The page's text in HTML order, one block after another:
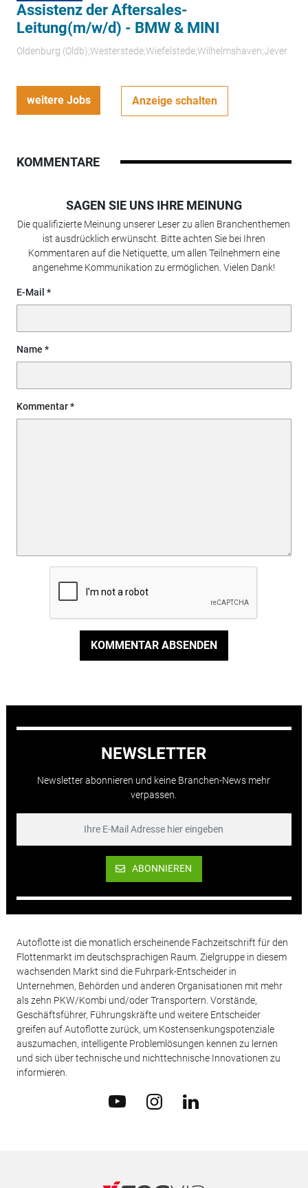
Assistenz der Aftersales-
Leitung(m/w/d) - BMW & MINI
Oldenburg (Oldb);Westerstede;Wiefelstede;Wilhelmshaven;Jever
weitere Jobs Anzeige schalten
KOMMENTARE
SAGEN SIE UNS IHRE MEINUNG
Die qualifizierte Meinung unserer Leser zu allen Branchenthemen
ist ausdrücklich erwünscht. Bitte achten Sie bei Ihren
Kommentaren auf die Netiquette, um allen Teilnehmern eine
angenehme Kommunikation zu ermöglichen. Vielen Dank!
E-Mail
Name
Kommentar
KOMMENTAR ABSENDEN
NEWSLETTER
Newsletter abonnieren und keine Branchen-News mehr
verpassen.
ABONNIEREN
Autoflotte ist die monatlich erscheinende Fachzeitschrift für den
Flottenmarkt im deutschsprachigen Raum. Zielgruppe in diesem
wachsenden Markt sind die Fuhrpark-Entscheider in
Unternehmen, Behörden und anderen Organisationen mit mehr
als zehn PKW/Kombi und/oder Transportern. Vorstände,
Geschäftsführer, Führungskräfte und weitere Entscheider
greifen auf Autoflotte zurück, um Kostensenkungspotenziale
auszumachen, intelligente Problemlösungen kennen zu lernen
und sich über technische und nichttechnische Innovationen zu
informieren.